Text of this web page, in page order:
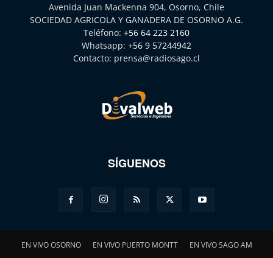
Avenida Juan Mackenna 904, Osorno, Chile
SOCIEDAD AGRICOLA Y GANADERA DE OSORNO A.G.
Teléfono: +56 64 223 2160
Whatsapp: +56 9 57244942
Contacto: prensa@radiosago.cl
SÍGUENOS
EN VIVO OSORNO EN VIVO PUERTO MONTT EN VIVO SAGO AM